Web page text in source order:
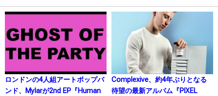
ロンドンの4人組アートポップバ
ンド、Mylarが2nd EP『Human
Complexive、約4年ぶりとなる
待望の最新アルバム『PIXEL